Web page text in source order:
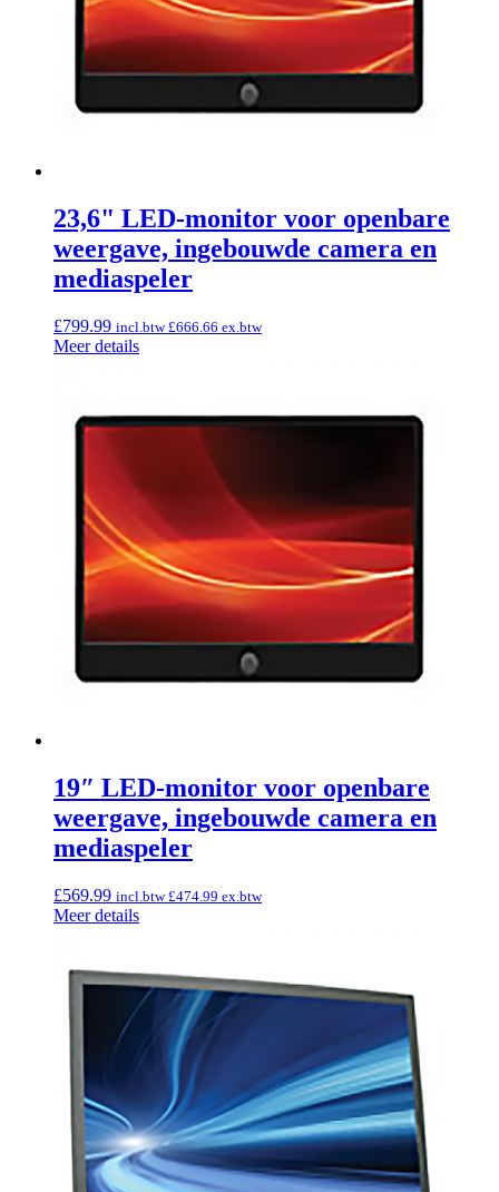
23,6" LED-monitor voor openbare
weergave, ingebouwde camera en
mediaspeler
£799.99 incl.btw£666.66 ex.btw
Meer details
19″ LED-monitor voor openbare
weergave, ingebouwde camera en
mediaspeler
£569.99 incl.btw£474.99 ex.btw
Meer details